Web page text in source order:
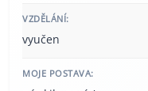
VZDĚLÁNÍ:
vyučen
MOJE POSTAVA: